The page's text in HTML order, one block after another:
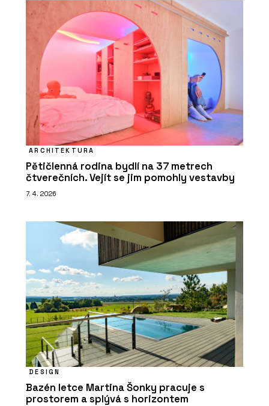
ARCHITEKTURA
Pětičlenná rodina bydlí na 37 metrech
čtverečních. Vejít se jim pomohly vestavby
7. 4. 2026
DESIGN
Bazén letce Martina Šonky pracuje s
prostorem a splývá s horizontem